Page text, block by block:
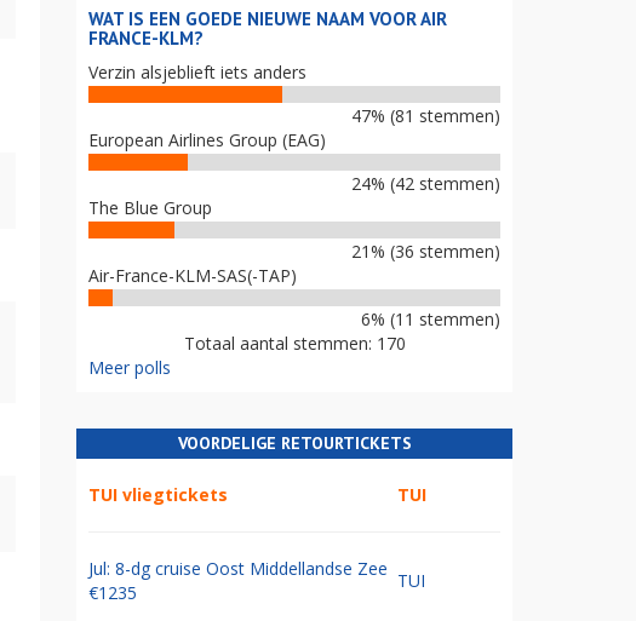
WAT IS EEN GOEDE NIEUWE NAAM VOOR AIR
FRANCE-KLM?
Verzin alsjeblieft iets anders
47% (81 stemmen)
European Airlines Group (EAG)
24% (42 stemmen)
The Blue Group
21% (36 stemmen)
Air-France-KLM-SAS(-TAP)
6% (11 stemmen)
Totaal aantal stemmen: 170
Meer polls
VOORDELIGE RETOURTICKETS
TUI vliegtickets TUI
Jul: 8-dg cruise Oost Middellandse Zee
€1235
TUI